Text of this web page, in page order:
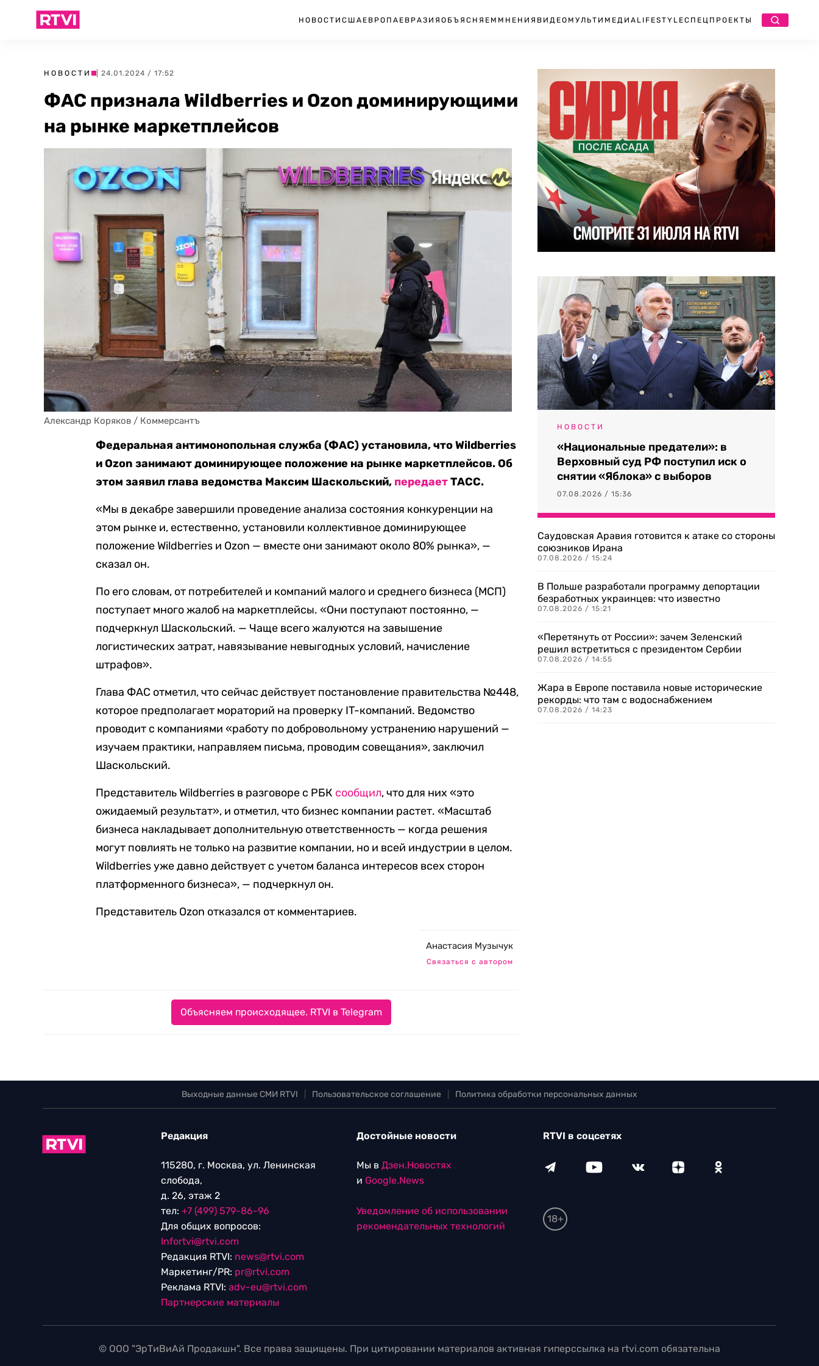
НОВОСТИ США ЕВРОПА ЕВРАЗИЯ ОБЪЯСНЯЕМ МНЕНИЯ ВИДЕО МУЛЬТИМЕДИА LIFESTYLEСПЕЦПРОЕКТЫ
НОВОСТИ | 24.01.2024 / 17:52
ФАС признала Wildberries и Ozon доминирующими
на рынке маркетплейсов
Александр Коряков / Коммерсантъ
Федеральная антимонопольная служба (ФАС) установила, что Wildberries
и Ozon занимают доминирующее положение на рынке маркетплейсов. Об
этом заявил глава ведомства Максим Шаскольский, передаетТАСС.
«Мы в декабре завершили проведение анализа состояния конкуренции на
этом рынке и, естественно, установили коллективное доминирующее
положение Wildberries и Ozon — вместе они занимают около 80% рынка», —
сказал он.
По его словам, от потребителей и компаний малого и среднего бизнеса (МСП)
поступает много жалоб на маркетплейсы. «Они поступают постоянно, —
подчеркнул Шаскольский. — Чаще всего жалуются на завышение
логистических затрат, навязывание невыгодных условий, начисление
штрафов».
Глава ФАС отметил, что сейчас действует постановление правительства №448,
которое предполагает мораторий на проверку IT-компаний. Ведомство
проводит с компаниями «работу по добровольному устранению нарушений —
изучаем практики, направляем письма, проводим совещания», заключил
Шаскольский.
Представитель Wildberries в разговоре с РБК сообщил, что для них «это
ожидаемый результат», и отметил, что бизнес компании растет. «Масштаб
бизнеса накладывает дополнительную ответственность — когда решения
могут повлиять не только на развитие компании, но и всей индустрии в целом.
Wildberries уже давно действует с учетом баланса интересов всех сторон
платформенного бизнеса», — подчеркнул он.
Представитель Ozon отказался от комментариев.
Анастасия Музычук
Связаться с автором
Объясняем происходящее. RTVI в Telegram
НОВОСТИ
«Национальные предатели»: в
Верховный суд РФ поступил иск о
снятии «Яблока» с выборов
07.08.2026 / 15:36
Саудовская Аравия готовится к атаке со стороны
союзников Ирана
07.08.2026 / 15:24
В Польше разработали программу депортации
безработных украинцев: что известно
07.08.2026 / 15:21
«Перетянуть от России»: зачем Зеленский
решил встретиться с президентом Сербии
07.08.2026 / 14:55
Жара в Европе поставила новые исторические
рекорды: что там с водоснабжением
07.08.2026 / 14:23
Выходные данные СМИ RTVI Пользовательское соглашение Политика обработки персональных данных
Редакция
115280, г. Москва, ул. Ленинская
слобода,
д. 26, этаж 2
тел: +7 (499) 579-86-96
Для общих вопросов:
Infortvi@rtvi.com
Редакция RTVI: news@rtvi.com
Маркетинг/PR: pr@rtvi.com
Реклама RTVI: adv-eu@rtvi.com
Партнерские материалы
Достойные новости
Мы в Дзен.Новостях
и Google.News
Уведомление об использовании
рекомендательных технологий
RTVI в соцсетях
18+
© ООО "ЭрТиВиАй Продакшн". Все права защищены. При цитировании материалов активная гиперссылка на rtvi.com обязательна